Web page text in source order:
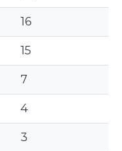
16
15
7
4
3